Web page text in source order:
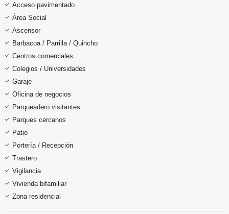
Acceso pavimentado
Área Social
Ascensor
Barbacoa / Parrilla / Quincho
Centros comerciales
Colegios / Universidades
Garaje
Oficina de negocios
Parqueadero visitantes
Parques cercanos
Patio
Portería / Recepción
Trastero
Vigilancia
Vivienda bifamiliar
Zona residencial